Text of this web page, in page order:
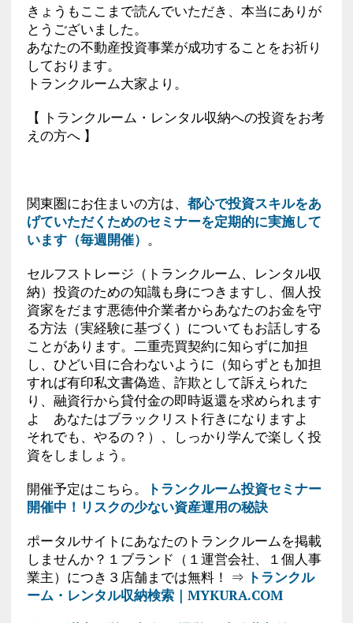
きょうもここまで読んでいただき、本当にありが
とうございました。
あなたの不動産投資事業が成功することをお祈り
しております。
トランクルーム大家より。
【 トランクルーム・レンタル収納への投資をお考
えの方へ 】
関東圏にお住まいの方は、 都心で投資スキルをあ
げていただくためのセミナーを定期的に実施して
います（毎週開催） 。
セルフストレージ（トランクルーム、レンタル収
納）投資のための知識も身につきますし、個人投
資家をだます悪徳仲介業者からあなたのお金を守
る方法（実経験に基づく）についてもお話しする
ことがあります。二重売買契約に知らずに加担
し、ひどい目に合わないように（知らずとも加担
すれば有印私文書偽造、詐欺として訴えられた
り、融資行から貸付金の即時返還を求められます
よ あなたはブラックリスト行きになりますよ
それでも、やるの？）、しっかり学んで楽しく投
資をしましょう。
開催予定はこちら。
トランクルーム投資セミナー
開催中！リスクの少ない資産運用の秘訣
ポータルサイトにあなたのトランクルームを掲載
しませんか？１ブランド（１運営会社、１個人事
業主）につき３店舗までは無料！ ⇒ トランクル
ーム・レンタル収納検索｜MYKURA.COM